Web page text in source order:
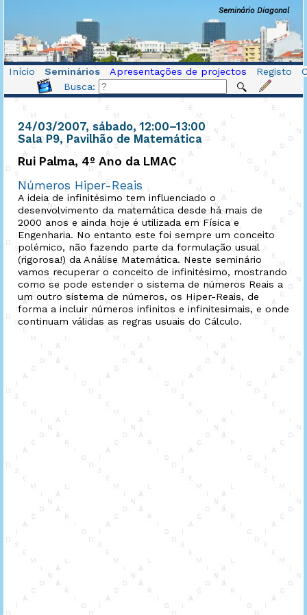
Seminário Diagonal
Início Seminários Apresentações de projectos Registo
Busca:
24/03/2007, sábado, 12:00–13:00
Sala P9, Pavilhão de Matemática
Rui Palma, 4º Ano da LMAC
Números Hiper-Reais
A ideia de infinitésimo tem influenciado o
desenvolvimento da matemática desde há mais de
2000 anos e ainda hoje é utilizada em Física e
Engenharia. No entanto este foi sempre um conceito
polémico, não fazendo parte da formulação usual
(rigorosa!) da Análise Matemática. Neste seminário
vamos recuperar o conceito de infinitésimo, mostrando
como se pode estender o sistema de números Reais a
um outro sistema de números, os Hiper-Reais, de
forma a incluir números infinitos e infinitesimais, e onde
continuam válidas as regras usuais do Cálculo.